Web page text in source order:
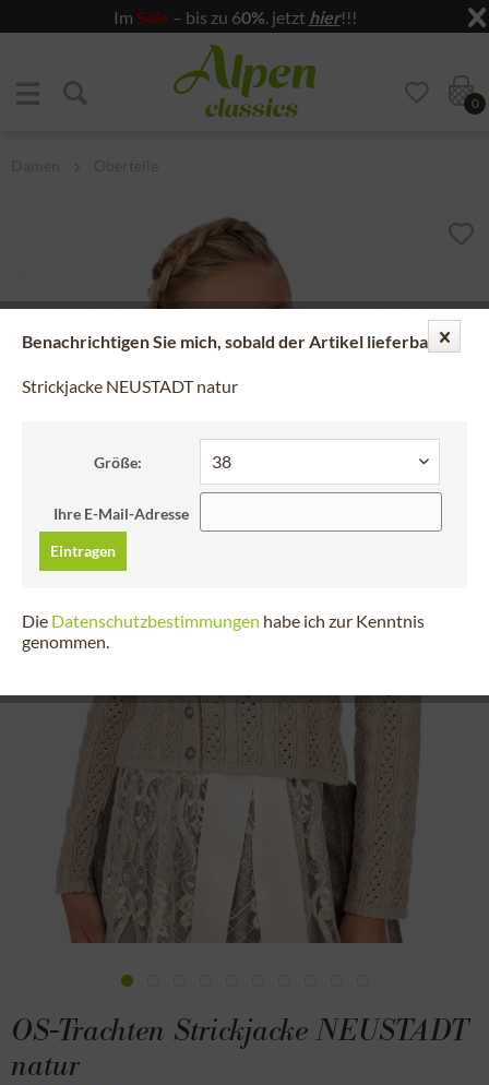
Im Sale – bis zu 60% . jetzt hier!!!
Zum Hauptbereich springen
0
OS-Trachten Strickjacke NEUSTADT
natur
Benachrichtigen Sie mich, sobald der Artikel lieferbar ist.
Strickjacke NEUSTADT natur
Größe:
Ihre E-Mail-Adresse
Eintragen
Die Datenschutzbestimmungen habe ich zur Kenntnis
genommen.